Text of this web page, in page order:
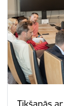
Tikšanās